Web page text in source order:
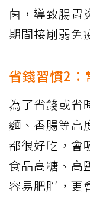
菌，導致腸胃
期間接削弱免
省錢習慣2：
為了省錢或省
麵、香腸等高
都很好吃，會
食品高糖、高
容易肥胖，更